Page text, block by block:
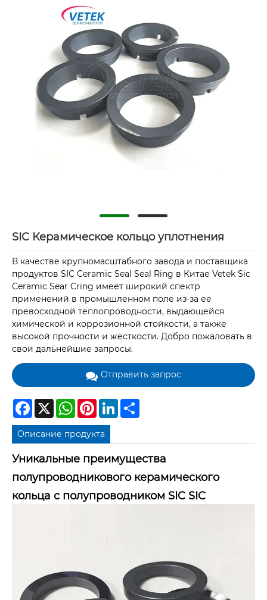
SIC Керамическое кольцо уплотнения
В качестве крупномасштабного завода и поставщика
продуктов SIC Ceramic Seal Seal Ring в Китае Vetek Sic
Ceramic Sear Cring имеет широкий спектр
применений в промышленном поле из-за ее
превосходной теплопроводности, выдающейся
химической и коррозионной стойкости, а также
высокой прочности и жесткости. Добро пожаловать в
свои дальнейшие запросы.
Отправить запрос
Facebook
X WhatsAppPinterestLinkedIn
Описание продукта
Уникальные преимущества
полупроводникового керамического
кольца с полупроводником SIC SIC